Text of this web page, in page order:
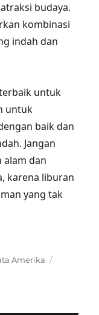
budaya.
kombinasi
indah dan
untuk
untuk
baik dan
Jangan
alam dan
karena liburan
yang tak
Amerika